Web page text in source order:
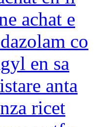
achat e
co
en sa
anta
ricet